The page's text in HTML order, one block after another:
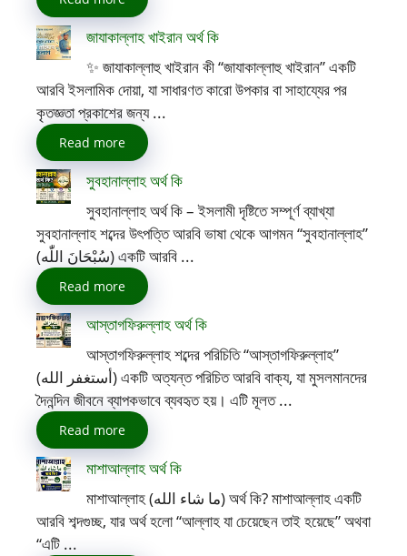
জাযাকাল্লাহ খাইরান অর্থ কি
✨ জাযাকাল্লাহু খাইরান কী “জাযাকাল্লাহু খাইরান” একটি
আরবি ইসলামিক দোয়া, যা সাধারণত কারো উপকার বা সাহায্যের পর
কৃতজ্ঞতা প্রকাশের জন্য ...
Read more
সুবহানাল্লাহ অর্থ কি
সুবহানাল্লাহ অর্থ কি – ইসলামী দৃষ্টিতে সম্পূর্ণ ব্যাখ্যা
সুবহানাল্লাহ শব্দের উৎপত্তি আরবি ভাষা থেকে আগমন “সুবহানাল্লাহ”
(سُبْحَانَ اللّٰه) একটি আরবি ...
Read more
আস্তাগফিরুল্লাহ অর্থ কি
আস্তাগফিরুল্লাহ শব্দের পরিচিতি “আস্তাগফিরুল্লাহ”
(أستغفر الله) একটি অত্যন্ত পরিচিত আরবি বাক্য, যা মুসলমানদের
দৈনন্দিন জীবনে ব্যাপকভাবে ব্যবহৃত হয়। এটি মূলত ...
Read more
মাশাআল্লাহ অর্থ কি
মাশাআল্লাহ (ما شاء الله) অর্থ কি? মাশাআল্লাহ একটি
আরবি শব্দগুচ্ছ, যার অর্থ হলো “আল্লাহ যা চেয়েছেন তাই হয়েছে” অথবা
“এটি ...